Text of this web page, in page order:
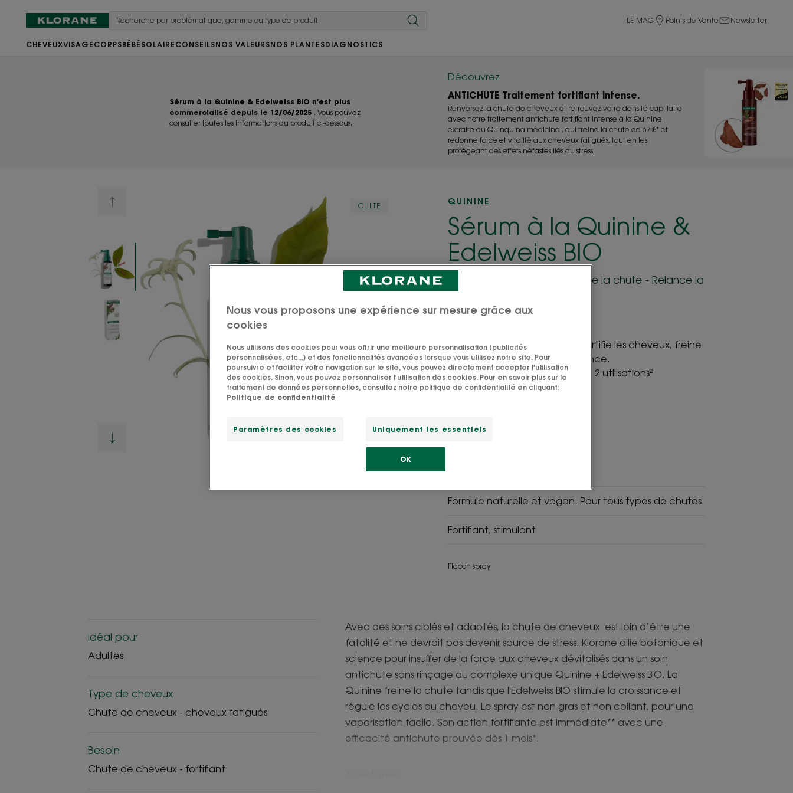
LE MAG Points de Vente Newsletter
CHEVEUXVISAGE CORPSBÉBÉ SOLAIRE CONSEILSNOS VALEURSNOS PLANTESDIAGNOSTICS
Sérum à la Quinine & Edelweiss BIO n'est plus
commercialisé depuis le 12/06/2025 . Vous pouvez
consulter toutes les informations du produit ci-dessous.
Découvrez
ANTICHUTE Traitement fortifiant intense.
Renversez la chute de cheveux et retrouvez votre densité capillaire
avec notre traitement antichute fortifiant intense à la Quinine
extraite du Quinquina médicinal, qui freine la chute de 67%* et
redonne force et vitalité aux cheveux fatigués, tout en les
protégeant des effets néfastes liés au stress.
CULTE QUININE
Sérum à la Quinine &
Edelweiss BIO
Redensifie la chevelure - Freine la chute - Relance la
croissance
4.9
/
5
19avis
Un concentré de nature qui fortifie les cheveux, freine
leur chute et stimule la croissance.
+3000 cheveux¹ en seulement 12 utilisations²
Formule naturelle et vegan. Pour tous types de chutes.
Fortifiant, stimulant
Flacon spray
Idéal pour
Adultes
Type de cheveux
Chute de cheveux - cheveux fatigués
Besoin
Chute de cheveux - fortifiant
Avec des soins ciblés et adaptés, la chute de cheveux est loin d’être une
fatalité et ne devrait pas devenir source de stress. Klorane allie botanique et
science pour insuffler de la force aux cheveux dévitalisés dans un soin
antichute sans rinçage au complexe unique Quinine + Edelweiss BIO. La
Quinine freine la chute tandis que l'Edelweiss BIO stimule la croissance et
régule les cycles du cheveu. Le spray est non gras et non collant, pour une
vaporisation facile. Son action fortifiante est immédiate** avec une
efficacité antichute prouvée dès 1 mois*.
Nous vous proposons une expérience sur mesure grâce aux
cookies
Nous utilisons des cookies pour vous offrir une meilleure personnalisation (publicités
personnalisées, etc...) et des fonctionnalités avancées lorsque vous utilisez notre site. Pour
poursuivre et faciliter votre navigation sur le site, vous pouvez directement accepter l'utilisation
des cookies. Sinon, vous pouvez personnaliser l'utilisation des cookies. Pour en savoir plus sur le
traitement de données personnelles, consultez notre politique de confidentialité en cliquant:
Politique de confidentialité
Paramètres des cookies Uniquement les essentiels
OK